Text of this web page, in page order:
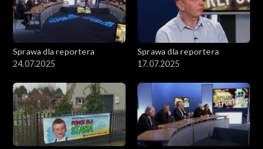
Sprawa dla reportera
24.07.2025
Sprawa dla reportera
17.07.2025